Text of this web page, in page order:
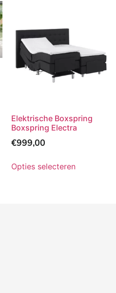
Elektrische Boxspring
Boxspring Electra
€999,00
Opties selecteren